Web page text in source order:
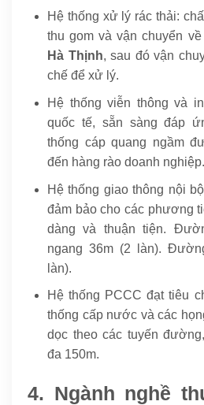
Hệ thống xử lý rác thải:
thu gom và vận chuyển
Hà Thịnh, sau đó vận
chế để xử lý.
Hệ thống viễn thông và
quốc tế, sẵn sàng đáp
thống cáp quang ngầm
đến hàng rào doanh nghiệp.
Hệ thống giao thông nội
đảm bảo cho các phương
dàng và thuận tiện.
ngang 36m (2 làn).
làn).
Hệ thống PCCC đạt tiêu
thống cấp nước và các
dọc theo các tuyến
đa 150m.
4. Ngành nghề